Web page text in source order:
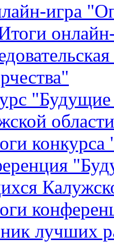
игра
области
лучших